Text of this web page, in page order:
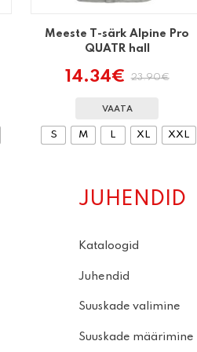
Meeste T-särk Alpine Pro
QUATR hall
23.90€
Algne
oli:
23.90€.
14.34€
Praegune
on:
14.34€.
VAATA
S M L XL XXL
JUHENDID
Kataloogid
Juhendid
Suuskade valimine
Suuskade määrimine